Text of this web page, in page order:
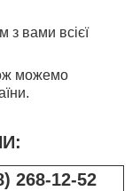
вами всієї
можемо
268-12-52